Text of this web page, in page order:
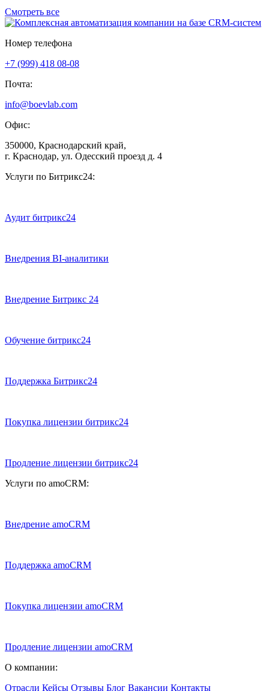
Смотреть все
Номер телефона
+7 (999) 418 08-08
Почта:
info@boevlab.com
Офис:
350000, Краснодарский край,
г. Краснодар, ул. Одесский проезд д. 4
Услуги по Битрикс24:
Аудит битрикс24
Внедрения BI-аналитики
Внедрение Битрикс 24
Обучение битрикс24
Поддержка Битрикс24
Покупка лицензии битрикс24
Продление лицензии битрикс24
Услуги по amoCRM:
Внедрение amoCRM
Поддержка amoCRM
Покупка лицензии amoCRM
Продление лицензии amoCRM
О компании:
Отрасли Кейсы Отзывы Блог Вакансии Контакты